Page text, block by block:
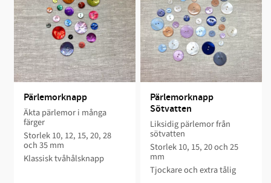
Pärlemorknapp
Äkta pärlemor i många
färger
Storlek 10, 12, 15, 20, 28
och 35 mm
Klassisk tvåhålsknapp
Pärlemorknapp
Sötvatten
Liksidig pärlemor från
sötvatten
Storlek 10, 15, 20 och 25
mm
Tjockare och extra tålig